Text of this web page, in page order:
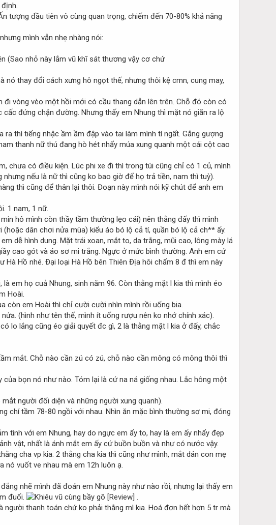
tượng đầu tiên vô cùng quan trọng, chiếm đến 70-80% khả năng
mình vẫn nhẹ nhàng nói:
(Sao nhỏ này lắm vũ khĩ sát thương vậy cơ chứ
nó thay đổi cách xưng hô ngọt thế, nhưng thôi kệ cmn, cung may,
vòng vèo một hồi mới có cầu thang dẫn lên trên. Chỗ đó còn có
đứng chặn đường. Nhưng thấy em Nhung thì mặt nó giãn ra lộ
thì tiếng nhậc ầm ầm đập vào tai làm mình tí ngất. Gắng gượng
thanh nữ thú đang hò hét nhẩy múa xung quanh một cái cột cao
chưa có điều kiện. Lúc phi xe đi thì trong túi cũng chỉ có 1 củ, mình
nếu là nữ thì cũng ko bao giờ để họ trả tiền, nam thì tuỳ).
thì cũng để thân lại thôi. Đoạn này mình nói kỹ chút để anh em
1 nam, 1 nữ.
hô mình còn thầy tầm thường lẹo cái) nên thằng đấy thì mình
dân chơi nửa mùa) kiểu áo bó lộ cả tí, quần bó lộ cả ch** ấy.
dễ hình dung. Mặt trái xoan, mắt to, da trắng, mũi cao, lông mày lá
cao gót và áo sơ mi trắng. Ngực ở mức bình thường. Anh em cứ
Hồ nhé. Đại loại Hà Hồ bên Thiên Địa hôi chấm 8 đ thì em này
em họ cuả Nhung, sinh năm 96. Còn thằng mặt l kia thì mình éo
Hoài.
còn em Hoài thì chỉ cười cười nhìn mình rồi uống bia.
(hình như tên thế, mình ít uống rượu nên ko nhớ chính xác).
lo lắng cũng éo giải quyết đc gì, 2 là thằng mặt l kia ở đấy, chắc
mắt. Chỗ nào cần zú có zú, chỗ nào cần mông có mông thôi thì
bọn nó như nào. Tóm lại là cứ na ná giống nhau. Lắc hông một
người đối diện và những người xung quanh).
chí tầm 78-80 ngồi với nhau. Nhìn ăn mặc bình thường sơ mi, đóng
tình với em Nhung, hay do ngực em ấy to, hay là em ấy nhẩy đẹp
vật, nhất là ánh mắt em ấy cứ buồn buồn và như có nước vậy.
cha vp kia. 2 thằng cha kia thì cũng như mình, mắt dán con mẹ
nó vuốt ve nhau mà em 12h luôn ạ.
nhẽ mình đã đoán em Nhung này như nào rồi, nhưng lại thấy em
đuối.
thanh toán chứ ko phải thằng ml kia. Hoá đơn hết hơn 5 tr mà